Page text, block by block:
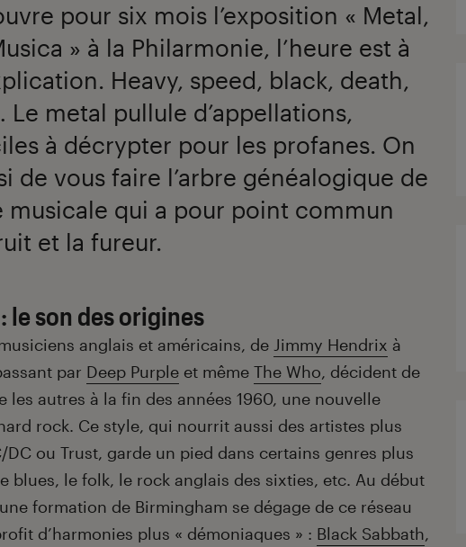
pour six mois l’exposition « Metal,
» à la Philarmonie, l’heure est à
Heavy, speed, black, death,
metal pullule d’appellations,
à décrypter pour les profanes. On
de vous faire l’arbre généalogique de
musicale qui a pour point commun
et la fureur.
le son des origines
anglais et américains, de Jimmy Hendrix à
par Deep Purple et même The Who, décident de
les autres à la fin des années 1960, une nouvelle
rock. Ce style, qui nourrit aussi des artistes plus
DC ou Trust, garde un pied dans certains genres plus
blues, le folk, le rock anglais des sixties, etc. Au début
formation de Birmingham se dégage de ce réseau
d’harmonies plus « démoniaques » : Black Sabbath,